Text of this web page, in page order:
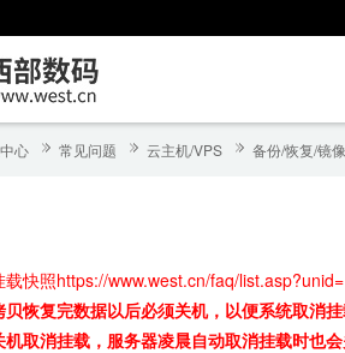
心 常见问题 云主机/VPS 备份/恢复/镜像
载快照https://www.west.cn/faq/
贝恢复完数据以后必须关机，以便系统取消
机取消挂载，服务器凌晨自动取消挂载时也